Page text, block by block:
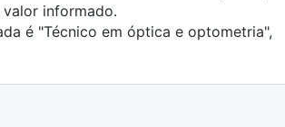
informado.
é "Técnico em óptica e optometria",